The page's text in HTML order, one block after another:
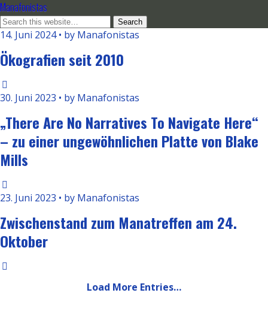
Manafonistas
14. Juni 2024 • by Manafonistas
Ökografien seit 2010
30. Juni 2023 • by Manafonistas
„There Are No Narratives To Navigate Here“
– zu einer ungewöhnlichen Platte von Blake
Mills
23. Juni 2023 • by Manafonistas
Zwischenstand zum Manatreffen am 24.
Oktober
Load More Entries…